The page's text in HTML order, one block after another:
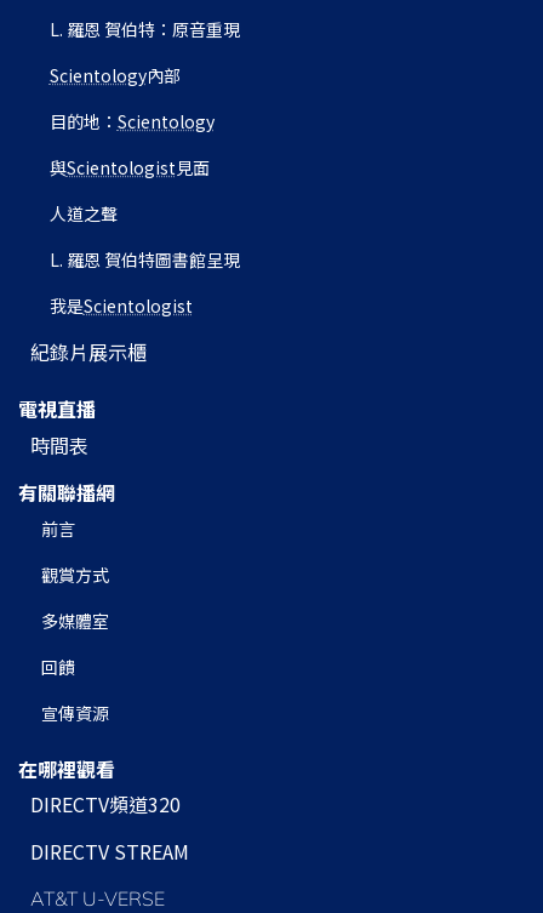
L. 羅恩 賀伯特：原音重現
Scientology內部
目的地： Scientology
與Scientologist 見面
人道之聲
L. 羅恩 賀伯特圖書館呈現
我是Scientologist
紀錄片展示櫃
電視直播
時間表
有關聯播網
前言
觀賞方式
多媒體室
回饋
宣傳資源
在哪裡觀看
DIRECTV頻道320
DIRECTV STREAM
AT&T U-VERSE